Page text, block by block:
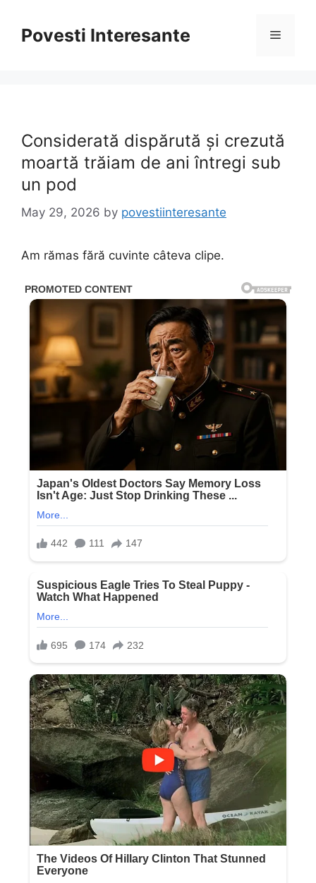
contentPovesti Interesante Menu
Considerată dispărută și crezută
moartă trăiam de ani întregi sub
un pod
May 29, 2026 by povestiinteresante
Am rămas fără cuvinte câteva clipe.